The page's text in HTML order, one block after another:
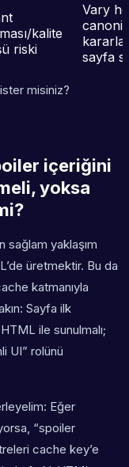
kalite
riski
Vary
sayfa
misiniz?
içeriğini
yoksa
sağlam yaklaşım
üretmektir. Bu da
katmanıyla
Sayfa ilk
ile sunulmalı;
UI” rolünü
Eğer
“spoiler
cache key’e